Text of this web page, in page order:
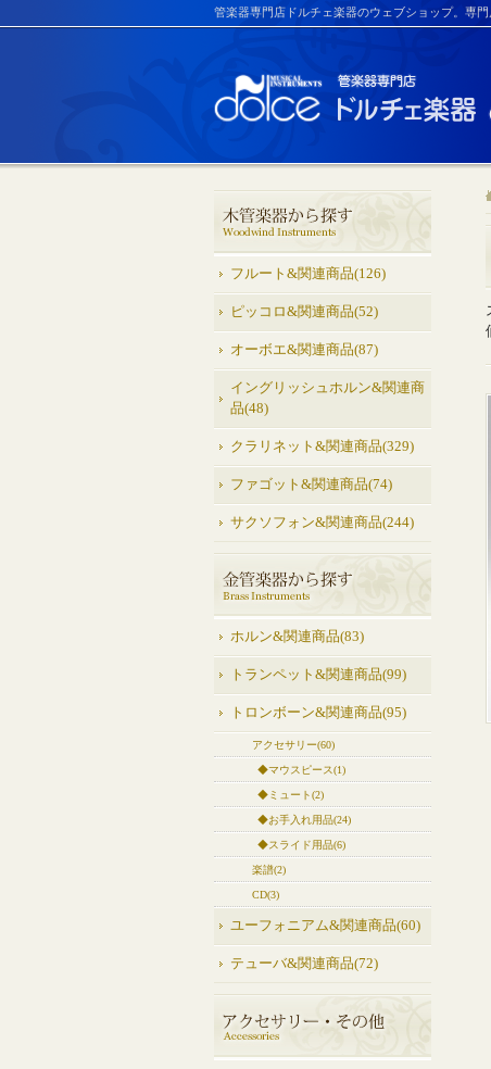
管楽器専門店ドルチェ楽器のウェブショップ。専
フルート&関連商品(126)
ピッコロ&関連商品(52)
オーボエ&関連商品(87)
イングリッシュホルン&関連商
品(48)
クラリネット&関連商品(329)
ファゴット&関連商品(74)
サクソフォン&関連商品(244)
ホルン&関連商品(83)
トランペット&関連商品(99)
トロンボーン&関連商品(95)
アクセサリー(60)
◆マウスピース(1)
◆ミュート(2)
◆お手入れ用品(24)
◆スライド用品(6)
楽譜(2)
CD(3)
ユーフォニアム&関連商品(60)
テューバ&関連商品(72)